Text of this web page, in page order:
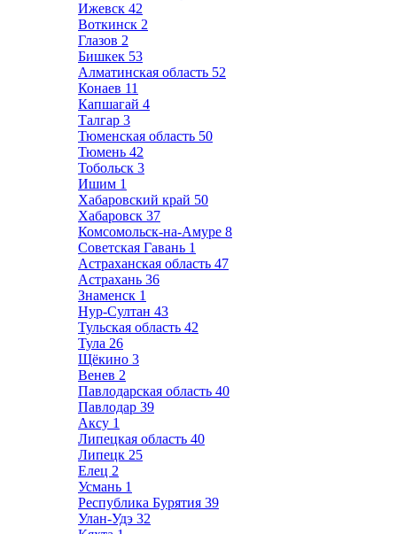
Ижевск 42
Воткинск 2
Глазов 2
Бишкек 53
Алматинская область 52
Конаев 11
Капшагай 4
Талгар 3
Тюменская область 50
Тюмень 42
Тобольск 3
Ишим 1
Хабаровский край 50
Хабаровск 37
Комсомольск-на-Амуре 8
Советская Гавань 1
Астраханская область 47
Астрахань 36
Знаменск 1
Нур-Султан 43
Тульская область 42
Тула 26
Щёкино 3
Венев 2
Павлодарская область 40
Павлодар 39
Аксу 1
Липецкая область 40
Липецк 25
Елец 2
Усмань 1
Республика Бурятия 39
Улан-Удэ 32